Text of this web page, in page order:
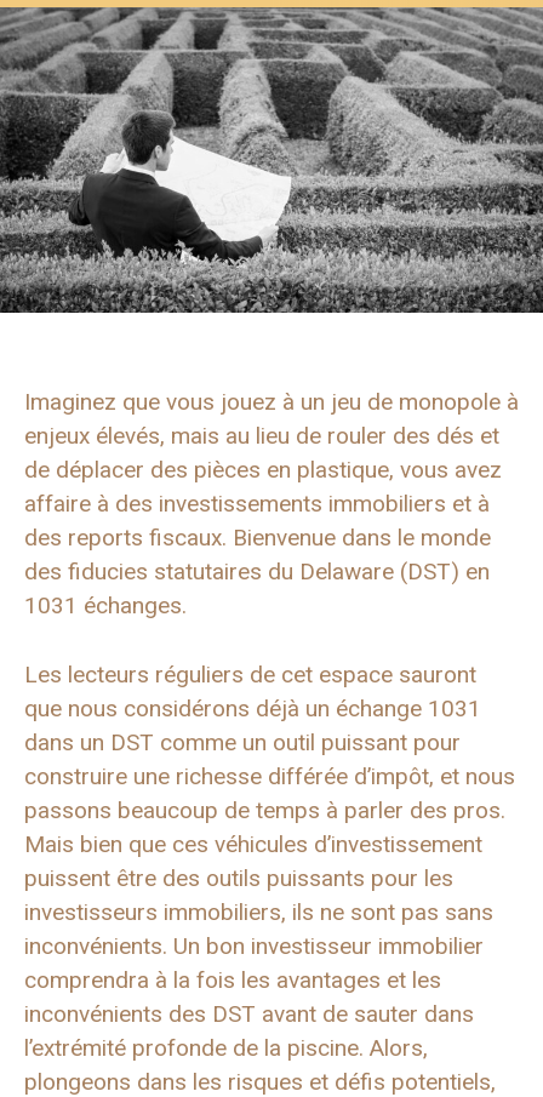
Imaginez que vous jouez à un jeu de monopole à
enjeux élevés, mais au lieu de rouler des dés et
de déplacer des pièces en plastique, vous avez
affaire à des investissements immobiliers et à
des reports fiscaux. Bienvenue dans le monde
des fiducies statutaires du Delaware (DST) en
1031 échanges.
Les lecteurs réguliers de cet espace sauront
que nous considérons déjà un échange 1031
dans un DST comme un outil puissant pour
construire une richesse différée d’impôt, et nous
passons beaucoup de temps à parler des pros.
Mais bien que ces véhicules d’investissement
puissent être des outils puissants pour les
investisseurs immobiliers, ils ne sont pas sans
inconvénients. Un bon investisseur immobilier
comprendra à la fois les avantages et les
inconvénients des DST avant de sauter dans
l’extrémité profonde de la piscine. Alors,
plongeons dans les risques et défis potentiels,